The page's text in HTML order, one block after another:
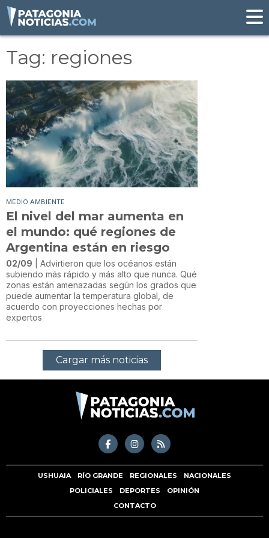
Tag: regiones
MEDIO AMBIENTE
El nivel del mar aumenta en
el mundo: qué regiones de
Argentina están en riesgo
02/09 | Advirtieron que los océanos están
subiendo más rápido y más alto que nunca. Qué
zonas están amenazadas según los grados que
puede aumentar la temperatura global, de
acuerdo con proyecciones hechas por
expertos
Cargar más noticias
USHUAIA RÍO GRANDE REGIONALES
NACIONALES
POLICIALES
DEPORTES
OPINIÓN
CONTACTO